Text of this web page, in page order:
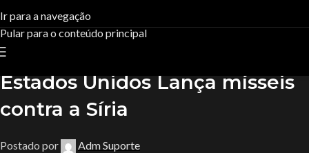
Ir para a navegação
Pular para o conteúdo principal
Blog
Uncategorized
Uncategorized
Estados Unidos Lança mísseis
contra a Síria
Postado por
Adm Suporte